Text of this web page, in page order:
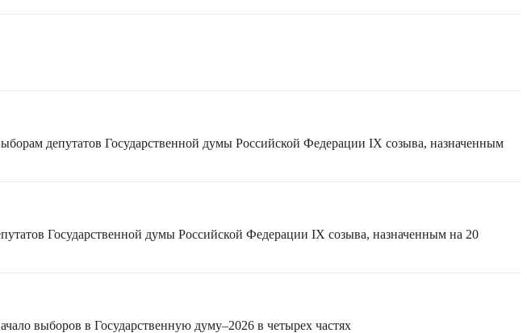
депутатов Государственной думы Российской Федерации IX созыва, назначенным
Государственной думы Российской Федерации IX созыва, назначенным на 20
выборов в Государственную думу–2026 в четырех частях